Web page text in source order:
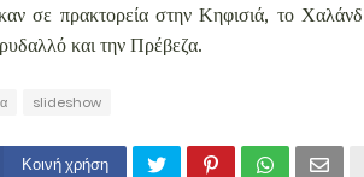
σε πρακτορεία στην Κηφισιά, το
και την Πρέβεζα.
slideshow
Κοινή χρήση